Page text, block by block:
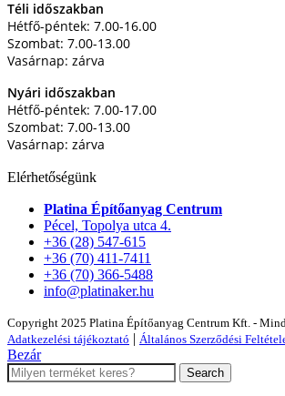
Téli időszakban
Hétfő-péntek: 7.00-16.00
Szombat: 7.00-13.00
Vasárnap: zárva
Nyári időszakban
Hétfő-péntek: 7.00-17.00
Szombat: 7.00-13.00
Vasárnap: zárva
Elérhetőségünk
Platina Építőanyag Centrum
Pécel, Topolya utca 4.
+36 (28) 547-615
+36 (70) 411-7411
+36 (70) 366-5488
info@platinaker.hu
Copyright 2025 Platina Építőanyag Centrum Kft. -
Adatkezelési tájékoztató | Általános Szerződési
Bezár
Search